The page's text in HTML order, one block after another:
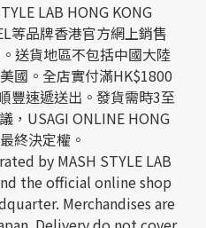
LAB HONG KONG
等品牌香港官方網上銷售
送貨地區不包括中國大陸
國。全店實付滿HK$1800
豐速遞送出。發貨需時3至
，USAGI ONLINE HONG
終決定權。
by MASH STYLE LAB
the official online shop
Merchandises are